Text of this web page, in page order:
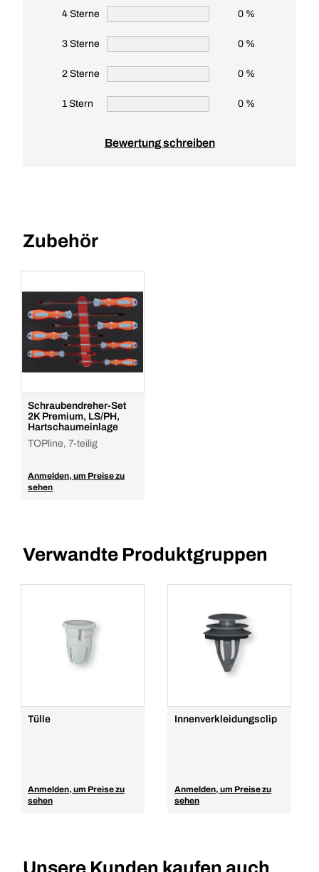
4 Sterne 0 %
3 Sterne 0 %
2 Sterne 0 %
1 Stern 0 %
Bewertung schreiben
Zubehör
Schraubendreher-Set
2K Premium, LS/PH,
Hartschaumeinlage
TOPline, 7-teilig
Anmelden, um Preise zu
sehen
Verwandte Produktgruppen
Tülle
Anmelden, um Preise zu
sehen
Innenverkleidungsclip
Anmelden, um Preise zu
sehen
Unsere Kunden kaufen auch